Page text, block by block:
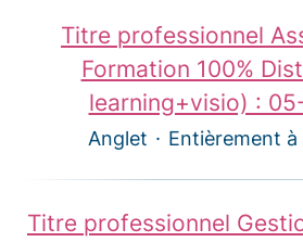
Titre professionnel
Formation 100%
learning+visio) :
Anglet · Entièrement
Titre professionnel